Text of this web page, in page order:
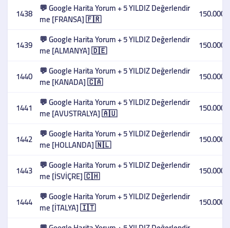
1438 💬 Google Harita Yorum + 5 YILDIZ Değerlendir
me [FRANSA] 🇫🇷
1439 💬 Google Harita Yorum + 5 YILDIZ Değerlendir
me [ALMANYA] 🇩🇪
1440 💬 Google Harita Yorum + 5 YILDIZ Değerlendir
me [KANADA] 🇨🇦
1441 💬 Google Harita Yorum + 5 YILDIZ Değerlendir
me [AVUSTRALYA] 🇦🇺
1442 💬 Google Harita Yorum + 5 YILDIZ Değerlendir
me [HOLLANDA] 🇳🇱
1443 💬 Google Harita Yorum + 5 YILDIZ Değerlendir
me [İSVİÇRE] 🇨🇭
1444 💬 Google Harita Yorum + 5 YILDIZ Değerlendir
me [İTALYA] 🇮🇹